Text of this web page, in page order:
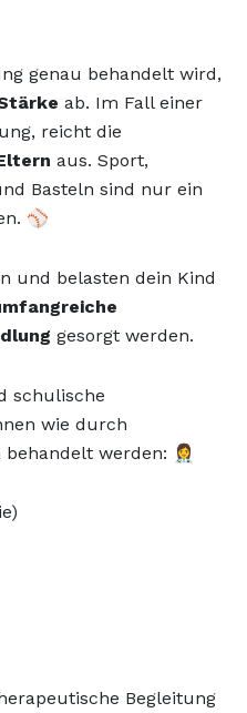
genau behandelt wird,
ab. Im Fall einer
reicht die
aus. Sport,
Basteln sind nur ein
⚾
und belasten dein Kind
gesorgt werden.
schulische
wie durch
werden: 👩‍⚕️
Begleitung